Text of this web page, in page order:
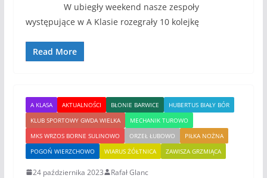
W ubiegły weekend nasze zespoły
występujące w A Klasie rozegrały 10 kolejkę
Read More
A KLASA AKTUALNOŚCI BŁONIE BARWICE
HUBERTUS BIAŁY BÓR
KLUB SPORTOWY GWDA WIELKA
MECHANIK TUROWO
MKS WRZOS BORNE SULINOWO
ORZEŁ ŁUBOWO
PIŁKA NOŻNA
POGOŃ WIERZCHOWO
WIARUS ŻÓŁTNICA ZAWISZA GRZMIĄCA
24 października 2023 Rafał Glanc